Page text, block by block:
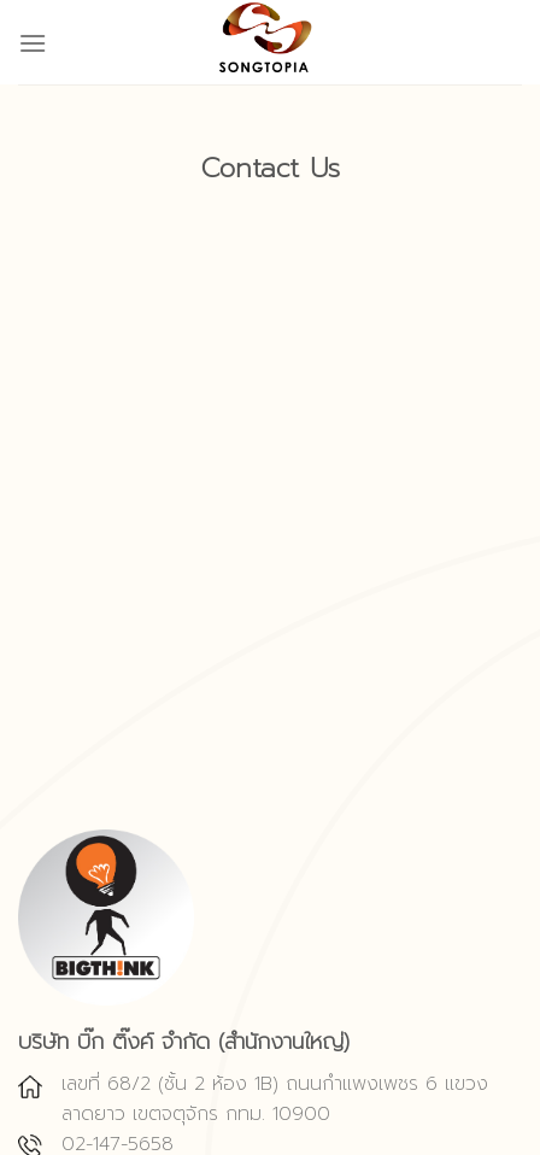
Contact Us
บริษัท บิ๊ก ติ๊งค์ จำกัด (สำนักงานใหญ่)
เลขที่ 68/2 (ชั้น 2 ห้อง 1B) ถนนกำแพงเพชร 6 แขวง
ลาดยาว เขตจตุจักร กทม. 10900
02-147-5658